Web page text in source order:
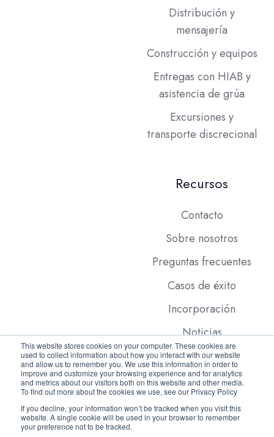
This website stores cookies on your computer. These cookies are
used to collect information about how you interact with our website
and allow us to remember you. We use this information in order to
improve and customize your browsing experience and for analytics
and metrics about our visitors both on this website and other media.
To find out more about the cookies we use, see our Privacy Policy
If you decline, your information won’t be tracked when you visit this
website. A single cookie will be used in your browser to remember
your preference not to be tracked.
Distribución y
mensajería
Construcción y equipos
Entregas con HIAB y
asistencia de grúa
Excursiones y
transporte discrecional
Recursos
Contacto
Sobre nosotros
Preguntas frecuentes
Casos de éxito
Incorporación
Noticias
Copyright © 2026 FleetX.com